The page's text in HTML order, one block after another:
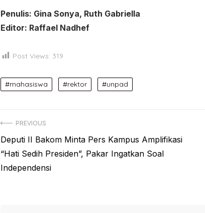
Penulis: Gina Sonya, Ruth Gabriella
Editor: Raffael Nadhef
Post Views: 319
mahasiswa rektor unpad
Post
navigation
PREVIOUS
Previous
post:
Deputi II Bakom Minta Pers Kampus Amplifikasi
“Hati Sedih Presiden”, Pakar Ingatkan Soal
Independensi